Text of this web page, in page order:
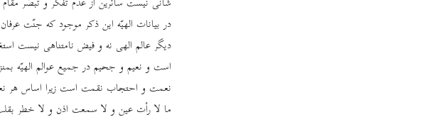
در بیانات الهیّه این ذکر موجود که جنّت
دیگر عالم الهی نه و فیض نامتناهی نیست
است و نعیم و جحیم در جمیع عوالم الهیّه
نعمت و احتجاب نقمت است زیرا اساس هر
ما لا رأت عین و لا سمعت اذن و لا خطر